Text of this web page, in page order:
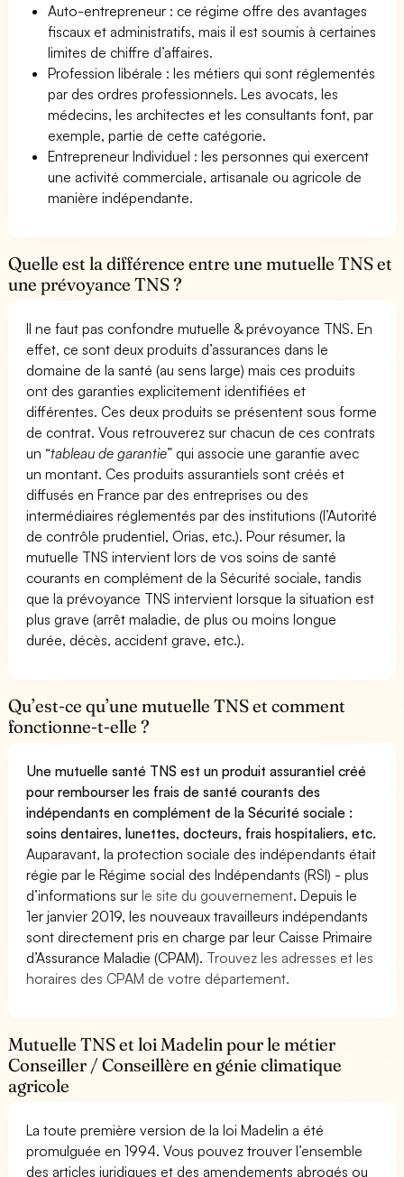
Auto-entrepreneur : ce régime offre des avantages
fiscaux et administratifs, mais il est soumis à certaines
limites de chiffre d’affaires.
Profession libérale : les métiers qui sont réglementés
par des ordres professionnels. Les avocats, les
médecins, les architectes et les consultants font, par
exemple, partie de cette catégorie.
Entrepreneur Individuel : les personnes qui exercent
une activité commerciale, artisanale ou agricole de
manière indépendante.
Quelle est la différence entre une mutuelle TNS et
une prévoyance TNS ?
Il ne faut pas confondre mutuelle & prévoyance TNS. En
effet, ce sont deux produits d’assurances dans le
domaine de la santé (au sens large) mais ces produits
ont des garanties explicitement identifiées et
différentes. Ces deux produits se présentent sous forme
de contrat. Vous retrouverez sur chacun de ces contrats
un “tableau de garantie” qui associe une garantie avec
un montant. Ces produits assurantiels sont créés et
diffusés en France par des entreprises ou des
intermédiaires réglementés par des institutions (l’Autorité
de contrôle prudentiel, Orias, etc.). Pour résumer, la
mutuelle TNS intervient lors de vos soins de santé
courants en complément de la Sécurité sociale, tandis
que la prévoyance TNS intervient lorsque la situation est
plus grave (arrêt maladie, de plus ou moins longue
durée, décès, accident grave, etc.).
Qu’est-ce qu’une mutuelle TNS et comment
fonctionne-t-elle ?
Une mutuelle santé TNS est un produit assurantiel créé
pour rembourser les frais de santé courants des
indépendants en complément de la Sécurité sociale :
soins dentaires, lunettes, docteurs, frais hospitaliers, etc.
Auparavant, la protection sociale des indépendants était
régie par le Régime social des Indépendants (RSI) - plus
d’informations surle site du gouvernement. Depuis le
1er janvier 2019, les nouveaux travailleurs indépendants
sont directement pris en charge par leur Caisse Primaire
d’Assurance Maladie (CPAM). Trouvez les adresses et les
horaires des CPAM de votre département.
Mutuelle TNS et loi Madelin pour le métier
Conseiller / Conseillère en génie climatique
agricole
La toute première version de la loi Madelin a été
promulguée en 1994. Vous pouvez trouver l’ensemble
des articles juridiques et des amendements abrogés ou